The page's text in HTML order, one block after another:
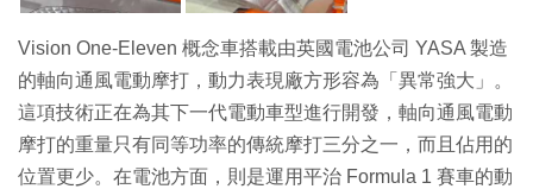
Vision One-Eleven 概念車搭載由英國電池公司 YASA 製造
的軸向通風電動摩打，動力表現廠方形容為「異常強大」。
這項技術正在為其下一代電動車型進行開發，軸向通風電動
摩打的重量只有同等功率的傳統摩打三分之一，而且佔用的
位置更少。在電池方面，則是運用平治 Formula 1 賽車的動